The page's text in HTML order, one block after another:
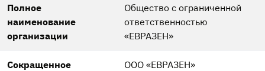
Полное
наименование
организации
Общество с ограниченной
ответственностью
«ЕВРАЗЕН»
Сокращенное
ООО «ЕВРАЗЕН»